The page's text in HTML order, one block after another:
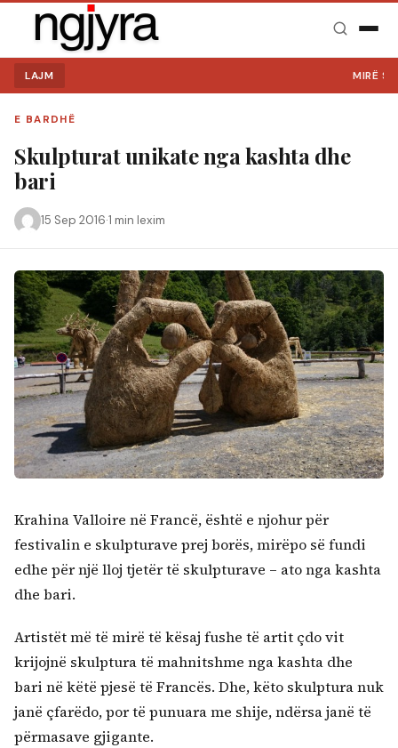
Kërko:
LAJM MIRË SE
E BARDHË
Skulpturat unikate nga kashta dhe
bari
15 Sep 2016·1 min lexim
Krahina Valloire në Francë, është e njohur për
festivalin e skulpturave prej borës, mirëpo së fundi
edhe për një lloj tjetër të skulpturave – ato nga kashta
dhe bari.
Artistët më të mirë të kësaj fushe të artit çdo vit
krijojnë skulptura të mahnitshme nga kashta dhe
bari në këtë pjesë të Francës. Dhe, këto skulptura nuk
janë çfarëdo, por të punuara me shije, ndërsa janë të
përmasave gjigante.